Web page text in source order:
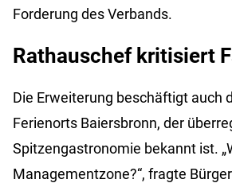
Forderung des Verbands.
Rathauschef kritisiert
Die Erweiterung beschäftigt auch
Ferienorts Baiersbronn, der
Spitzengastronomie bekannt ist.
Managementzone?“, fragte